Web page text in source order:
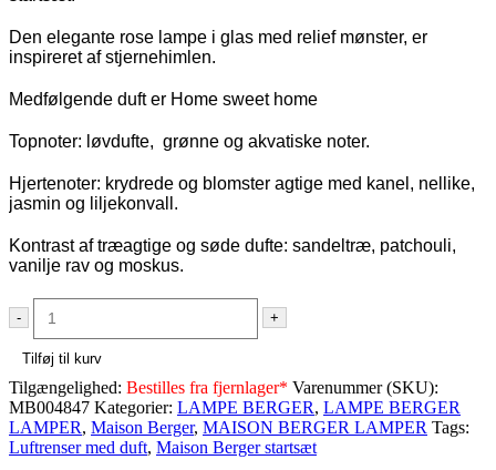
Den elegante rose lampe i glas med relief mønster, er
inspireret af stjernehimlen.
Medfølgende duft er Home sweet home
Topnoter: løvdufte, grønne og akvatiske noter.
Hjertenoter: krydrede og blomster agtige med kanel, nellike,
jasmin og liljekonvall.
Kontrast af træagtige og søde dufte: sandeltræ, patchouli,
vanilje rav og moskus.
- +
Tilføj til kurv
Tilgængelighed: Bestilles fra fjernlager* Varenummer (SKU):
MB004847 Kategorier: LAMPE BERGER, LAMPE BERGER
LAMPER, Maison Berger, MAISON BERGER LAMPER Tags:
Luftrenser med duft, Maison Berger startsæt